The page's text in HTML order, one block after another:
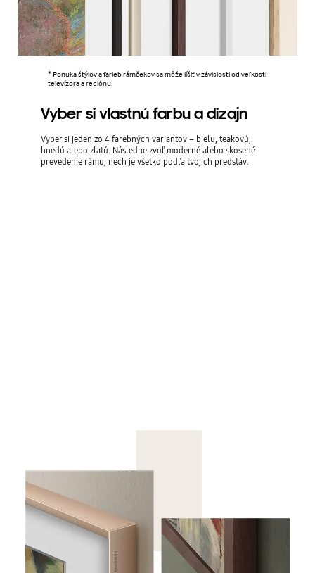
* Ponuka štýlov a farieb rámčekov sa môže líšiť v závislosti od veľkosti
televízora a regiónu.
Vyber si vlastnú farbu a dizajn
Vyber si jeden zo 4 farebných variantov – bielu, teakovú,
hnedú alebo zlatú. Následne zvoľ moderné alebo skosené
prevedenie rámu, nech je všetko podľa tvojich predstáv.